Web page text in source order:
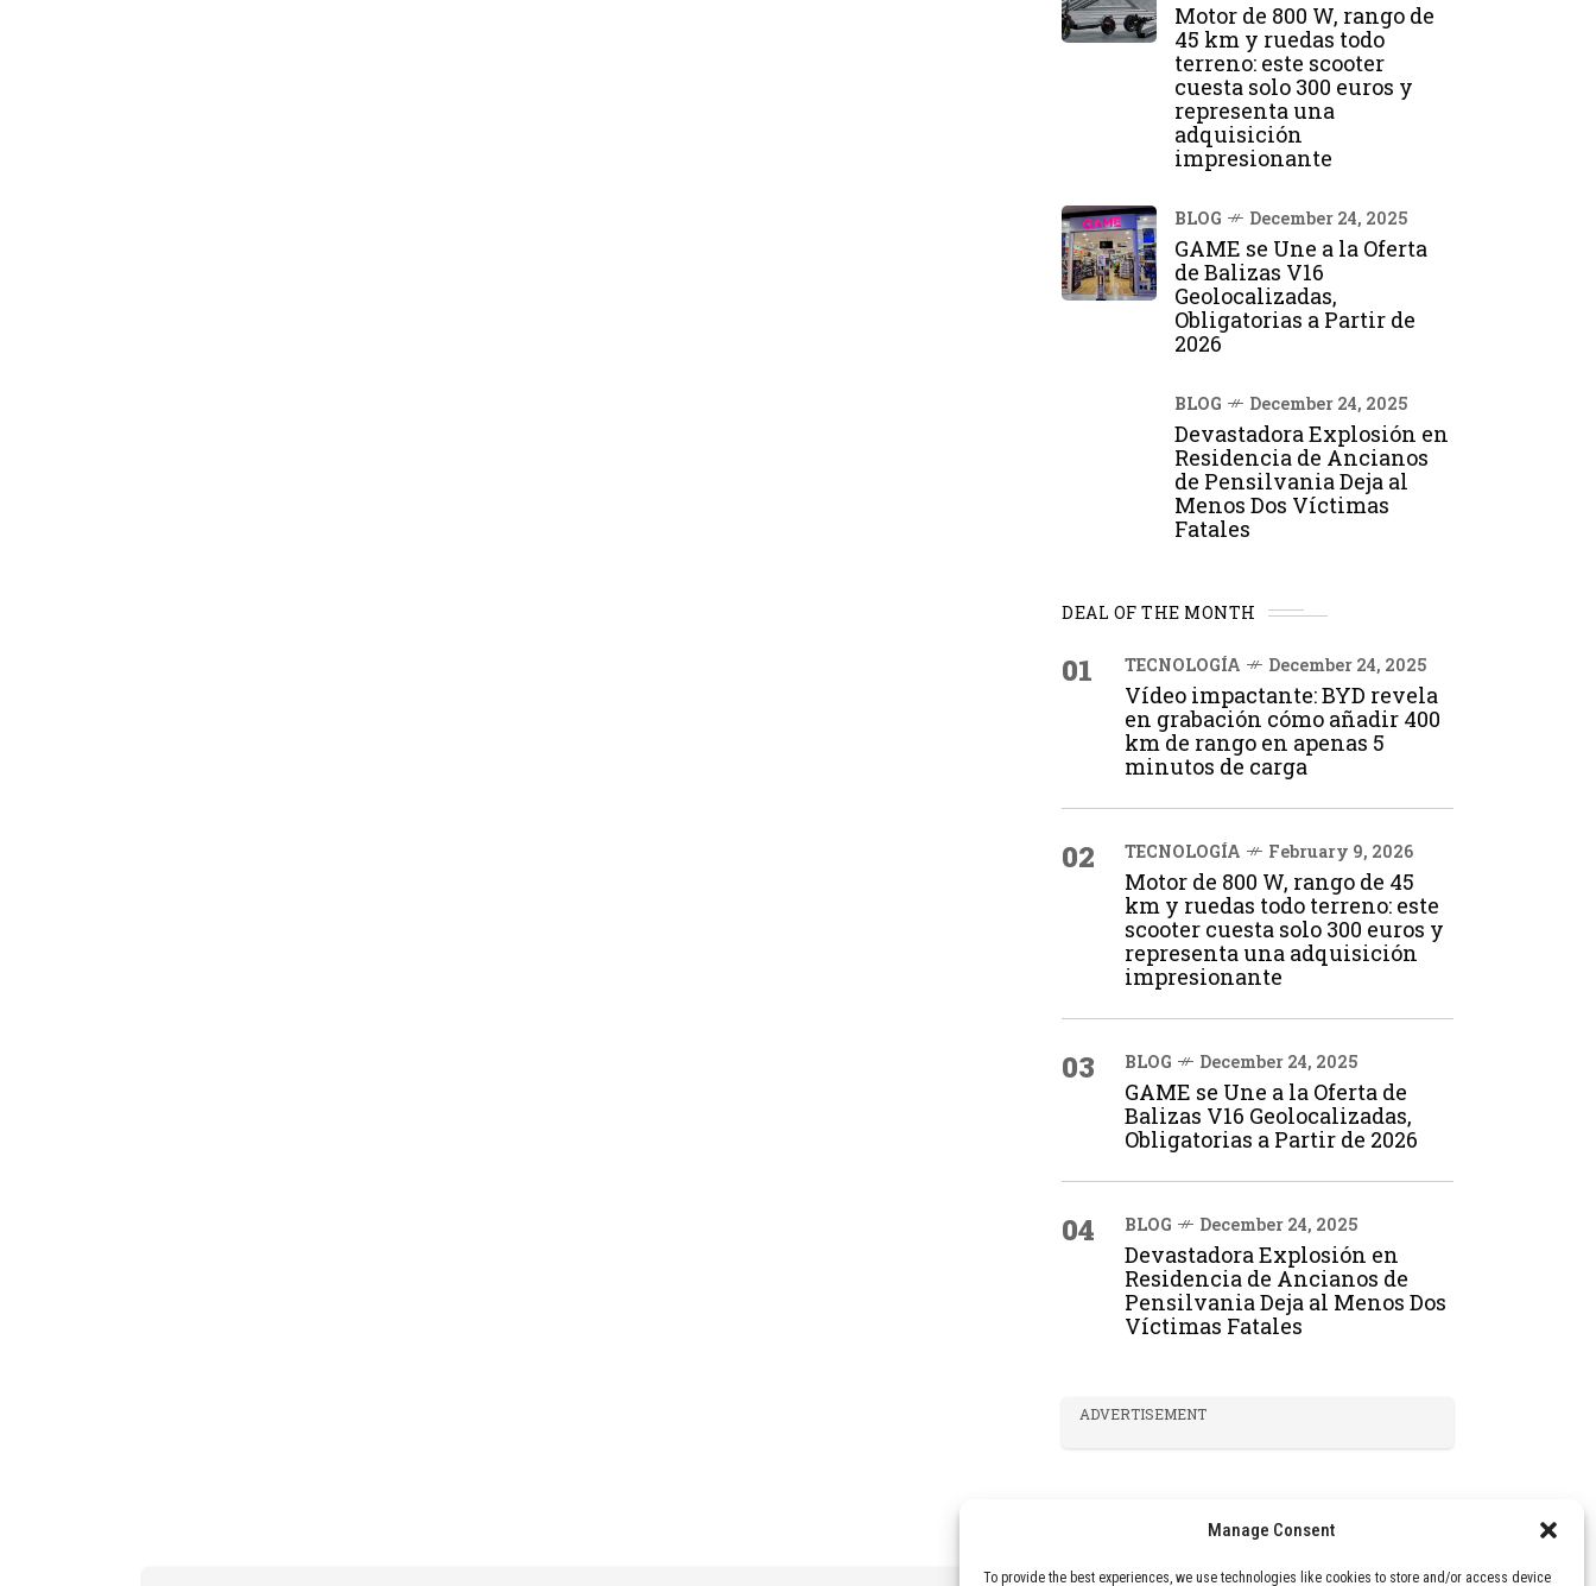
Manage Consent
To provide the best experiences, we use technologies like cookies to store and/or access device
Motor de 800 W, rango de
45 km y ruedas todo
terreno: este scooter
cuesta solo 300 euros y
representa una
adquisición
impresionante
BLOG December 24, 2025
GAME se Une a la Oferta
de Balizas V16
Geolocalizadas,
Obligatorias a Partir de
2026
BLOG December 24, 2025
Devastadora Explosión en
Residencia de Ancianos
de Pensilvania Deja al
Menos Dos Víctimas
Fatales
DEAL OF THE MONTH
01 TECNOLOGÍA December 24, 2025
Vídeo impactante: BYD revela
en grabación cómo añadir 400
km de rango en apenas 5
minutos de carga
02 TECNOLOGÍA February 9, 2026
Motor de 800 W, rango de 45
km y ruedas todo terreno: este
scooter cuesta solo 300 euros y
representa una adquisición
impresionante
03 BLOG December 24, 2025
GAME se Une a la Oferta de
Balizas V16 Geolocalizadas,
Obligatorias a Partir de 2026
04 BLOG December 24, 2025
Devastadora Explosión en
Residencia de Ancianos de
Pensilvania Deja al Menos Dos
Víctimas Fatales
ADVERTISEMENT